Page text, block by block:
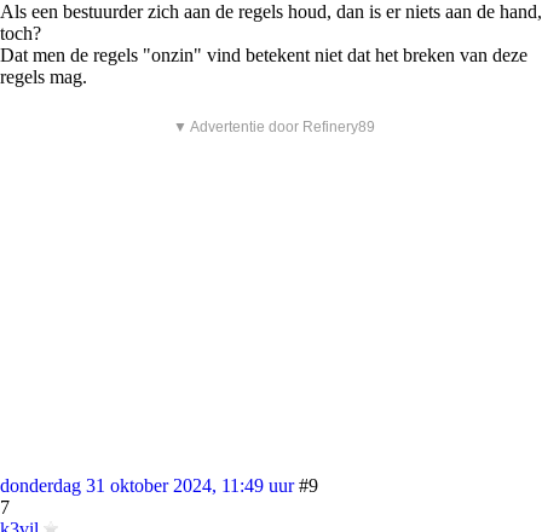
Als een bestuurder zich aan de regels houd, dan is er niets aan de hand,
toch?
Dat men de regels "onzin" vind betekent niet dat het breken van deze
regels mag.
▼ Advertentie door Refinery89
donderdag 31 oktober 2024, 11:49 uur #9
7